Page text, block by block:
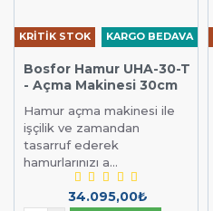
KARGO BEDAVA
KRİTİK STOK
Bosfor Hamur UHA-30-T
- Açma Makinesi 30cm
Hamur açma makinesi ile
işçilik ve zamandan
tasarruf ederek
hamurlarınızı a...
34.095,00₺